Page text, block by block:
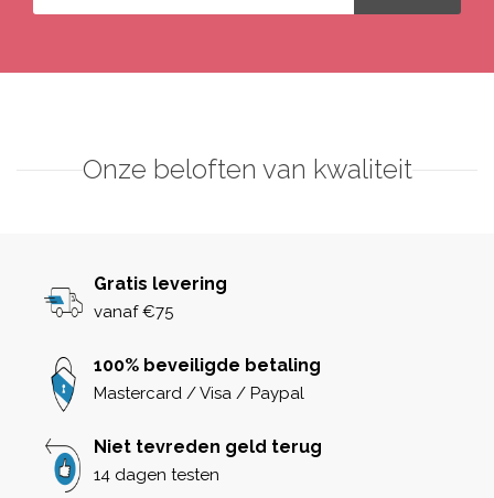
Onze beloften van kwaliteit
Gratis levering
vanaf €75
100% beveiligde betaling
Mastercard / Visa / Paypal
Niet tevreden geld terug
14 dagen testen